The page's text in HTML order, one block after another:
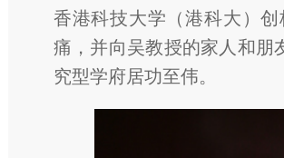
香港科技大学（港科大）
痛，并向吴教授的家人和朋
究型学府居功至伟。